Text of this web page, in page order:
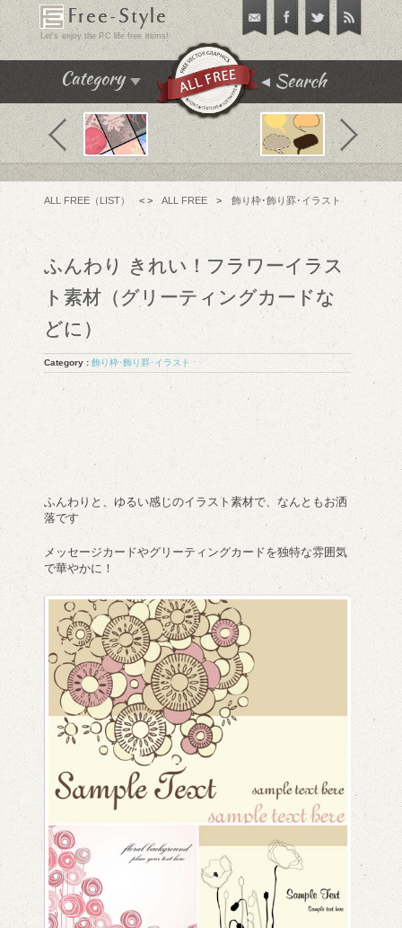
Free-Style
Let's enjoy the PC life free items!
Category
飾り枠･飾り罫･イラスト
テクスチャ･パターン
フリーフォント
アイコン
チュートリアル
フリーソフト
PC便利機能
WEBテンプレート･テーマ
Search
ALL FREE（LIST） < > ALL FREE > 飾り枠･飾り罫･イラスト
ふんわり きれい！フラワーイラス
ト素材（グリーティングカードな
どに）
Category : 飾り枠･飾り罫･イラスト
ふんわりと、ゆるい感じのイラスト素材で、なんともお洒
落です
メッセージカードやグリーティングカードを独特な雰囲気
で華やかに！